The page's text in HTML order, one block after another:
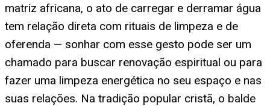
matriz africana, o ato de carregar e derramar água
tem relação direta com rituais de limpeza e de
oferenda — sonhar com esse gesto pode ser um
chamado para buscar renovação espiritual ou para
fazer uma limpeza energética no seu espaço e nas
suas relações. Na tradição popular cristã, o balde